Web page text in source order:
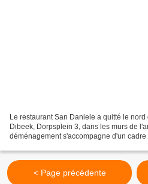
Le restaurant San Daniele a quitté le
Dibeek, Dorpsplein 3, dans les murs de
déménagement s'accompagne d'un cadre
< Page précédente